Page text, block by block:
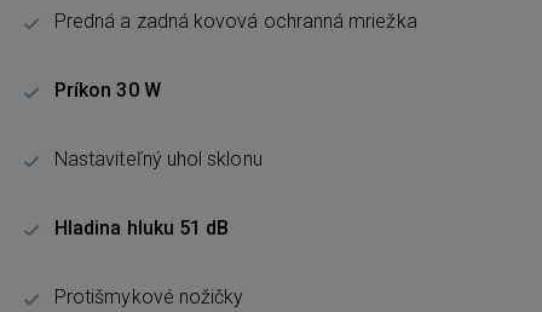
Predná a zadná kovová ochranná mriežka
Príkon 30 W
Nastaviteľný uhol sklonu
Hladina hluku 51 dB
Protišmykové nožičky